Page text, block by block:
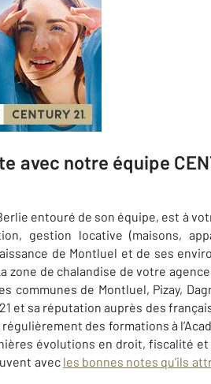
notre équipe
entouré de son équipe, est à
gestion locative (maisons,
de Montluel et de ses
de chalandise de votre
communes de Montluel, Pizay,
et sa réputation auprès des
des formations à
évolutions en droit, fiscalité
avec les bonnes notes qu’ils